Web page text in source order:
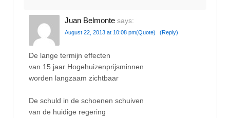
Juan Belmonte says:
August 22, 2013 at 10:08 pm(Quote) (Reply)
De lange termijn effecten
van 15 jaar Hogehuizenprijsminnen
worden langzaam zichtbaar
De schuld in de schoenen schuiven
van de huidige regering